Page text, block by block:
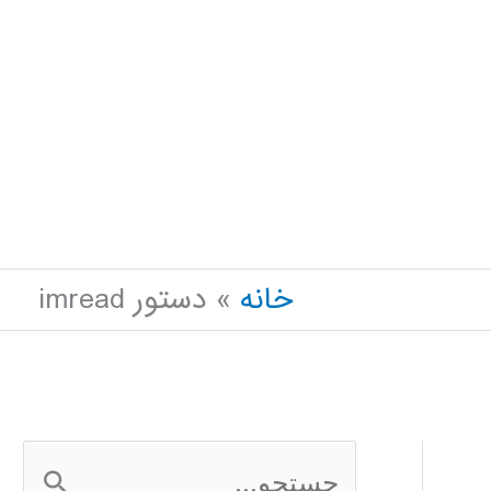
خانه
دستور imread